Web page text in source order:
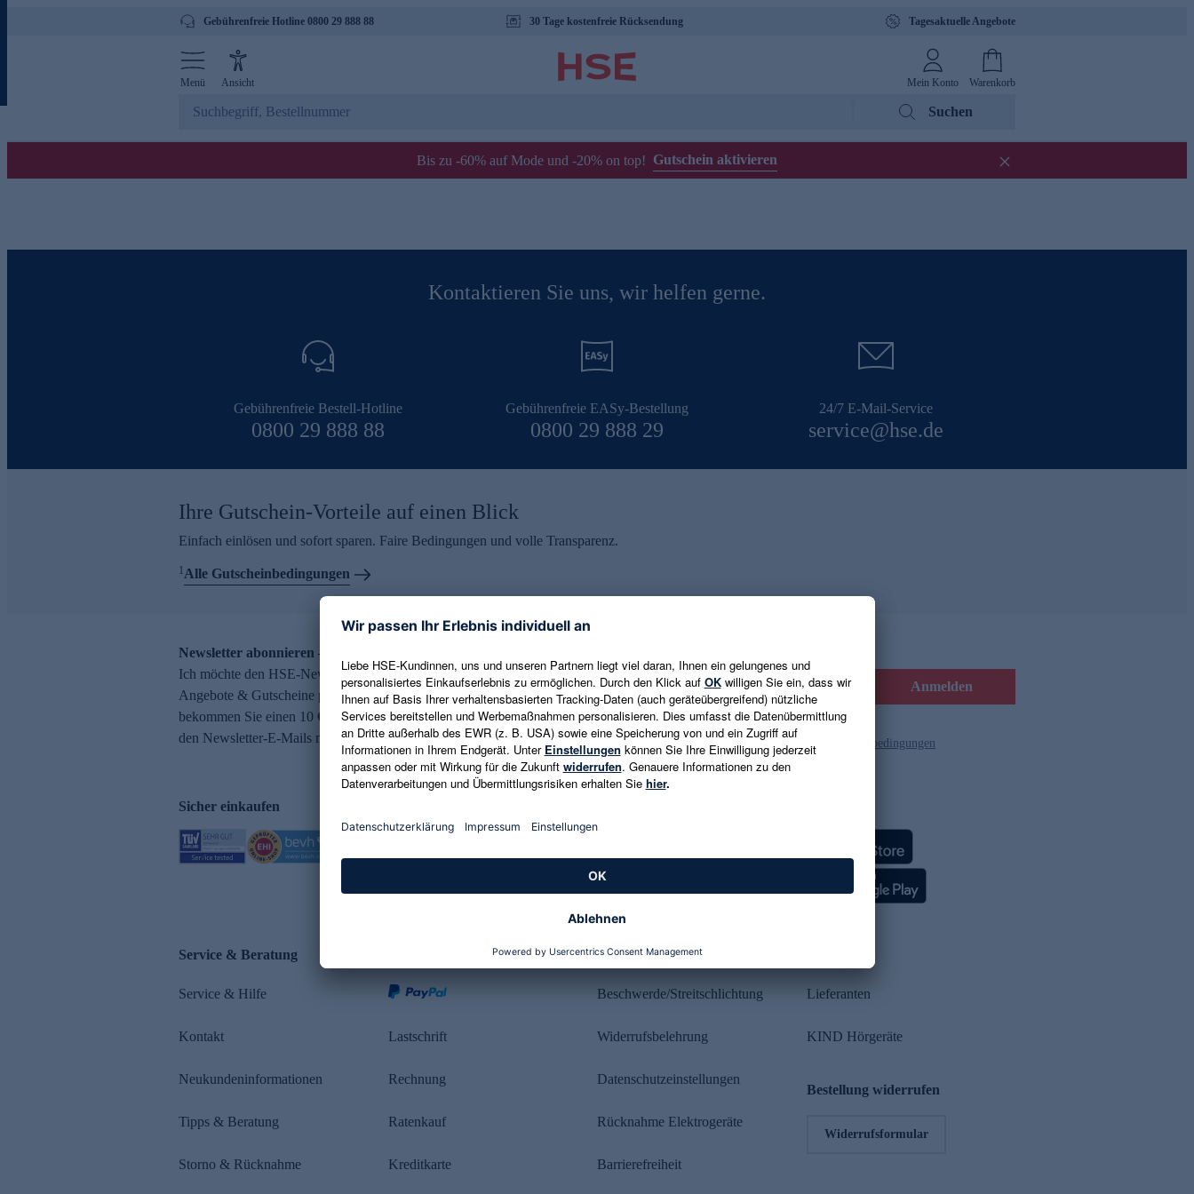
Gebührenfreie Hotline 0800 29 888 88 30 Tage kostenfreie Rücksendung Tagesaktuelle Angebote
Menü Ansicht Mein Konto Warenkorb
Suchen
Bis zu -60% auf Mode und -20% on top! Gutschein aktivieren
Kontaktieren Sie uns, wir helfen gerne.
Gebührenfreie Bestell-Hotline
0800 29 888 88
Gebührenfreie EASy-Bestellung
0800 29 888 29
24/7 E-Mail-Service
service@hse.de
Ihre Gutschein-Vorteile auf einen Blick
Einfach einlösen und sofort sparen. Faire Bedingungen und volle Transparenz.
1Alle Gutscheinbedingungen
Newsletter abonnieren – 10 € Gutschein erhalten
Ich möchte den HSE-Newsletter abonnieren und aktuelle Trends,
Angebote & Gutscheine per E-Mail erhalten. Als Dankeschön
bekommen Sie einen 10 € Gutschein. Eine Abmeldung ist jederzeit in
den Newsletter-E-Mails möglich.
E-Mail-Adresse eingeben Anmelden
Es gelten die Datenschutzrichtlinien und die Gutscheinbedingungen
Sicher einkaufen
Service & Beratung
Service & Hilfe
Kontakt
Neukundeninformationen
Tipps & Beratung
Storno & Rücknahme
Lastschrift
Rechnung
Ratenkauf
Kreditkarte
Rechtliches
Beschwerde/Streitschlichtung
Widerrufsbelehrung
Datenschutzeinstellungen
Rücknahme Elektrogeräte
Barrierefreiheit
Lieferanten
KIND Hörgeräte
Bestellung widerrufen
Widerrufsformular